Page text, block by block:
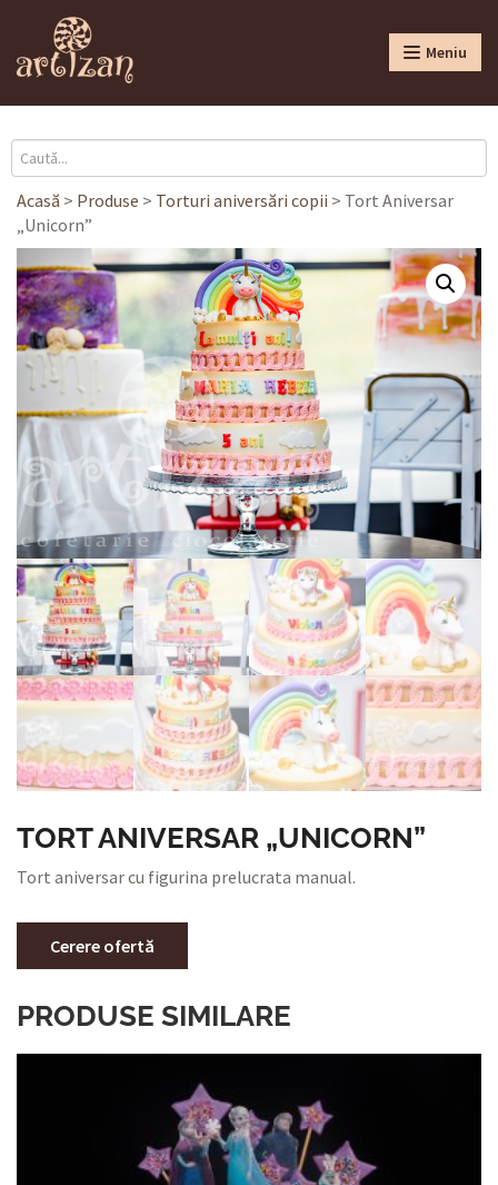
Meniu
Acasă > Produse > Torturi aniversări copii > Tort Aniversar
„Unicorn”
TORT ANIVERSAR „UNICORN”
Tort aniversar cu figurina prelucrata manual.
Cerere ofertă
PRODUSE SIMILARE